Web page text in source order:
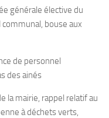
générale élective du
bouse aux
de personnel
des ainés
la mairie, rappel relatif au
à déchets verts,